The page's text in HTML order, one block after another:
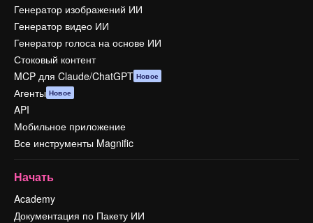
Генератор изображений ИИ
Генератор видео ИИ
Генератор голоса на основе ИИ
Стоковый контент
MCP для Claude/ChatGPT Новое
Агенты Новое
API
Мобильное приложение
Все инструменты Magnific
Начать
Academy
Документация по Пакету ИИ